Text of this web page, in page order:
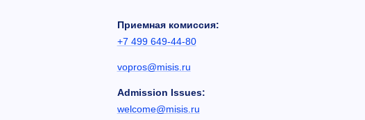
Приемная комиссия:
+7 499 649-44-80
vopros@misis.ru
Admission Issues:
welcome@misis.ru